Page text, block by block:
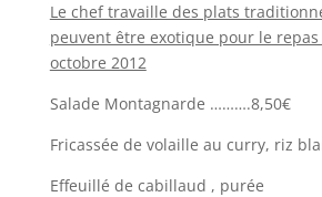
Le chef travaille des plats
peuvent être exotique pour le
octobre 2012
Salade Montagnarde ……….8,50€
Fricassée de volaille au curry, riz
Effeuillé de cabillaud , purée